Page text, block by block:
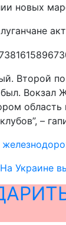
новых
Второй
Вокзал
–
На Украине